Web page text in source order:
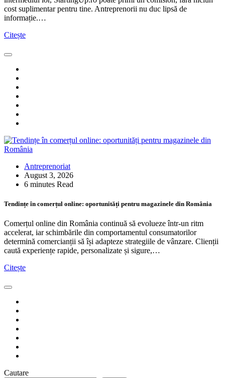
cost suplimentar pentru tine. Antreprenorii nu duc lipsă de
informație.…
Citește
Antreprenoriat
August 3, 2026
6 minutes Read
Tendințe în comerțul online: oportunități pentru magazinele din România
Comerțul online din România continuă să evolueze într-un ritm
accelerat, iar schimbările din comportamentul consumatorilor
determină comercianții să își adapteze strategiile de vânzare. Clienții
caută experiențe rapide, personalizate și sigure,…
Citește
Cautare